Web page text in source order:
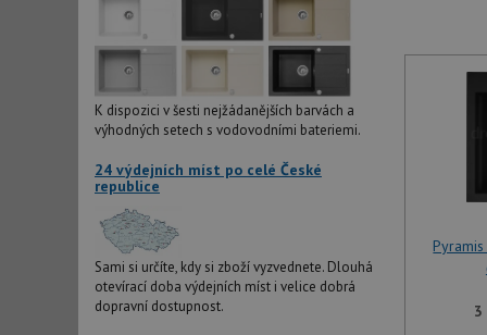
K dispozici v šesti nejžádanějších barvách a
výhodných setech s vodovodními bateriemi.
24 výdejních míst po celé České
republice
Sami si určíte, kdy si zboží vyzvednete. Dlouhá
otevírací doba výdejních míst i velice dobrá
dopravní dostupnost.
3